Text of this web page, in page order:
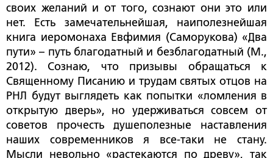
своих желаний и от того, сознают они это или
нет. Есть замечательнейшая, наиполезнейшая
книга иеромонаха Евфимия (Саморукова) «Два
пути» – путь благодатный и безблагодатный (М.,
2012). Сознаю, что призывы обращаться к
Священному Писанию и трудам святых отцов на
РНЛ будут выглядеть как попытки «ломления в
открытую дверь», но удерживаться совсем от
советов прочесть душеполезные наставления
наших современников я все-таки не стану.
Мысли невольно «растекаются по древу», так